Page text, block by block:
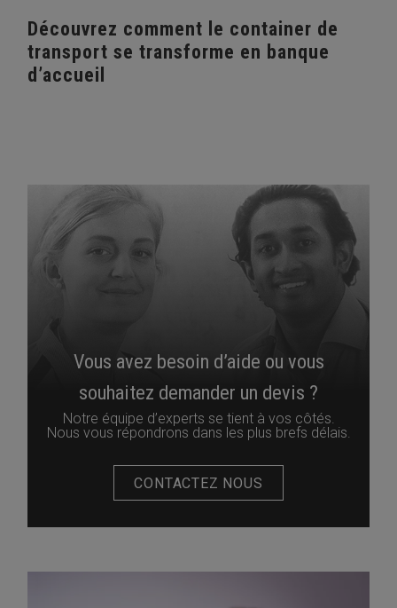
Découvrez comment le container de
transport se transforme en banque
d’accueil
Vous avez besoin d’aide ou vous
souhaitez demander un devis ?
Notre équipe d’experts se tient à vos côtés.
Nous vous répondrons dans les plus brefs délais.
CONTACTEZ NOUS